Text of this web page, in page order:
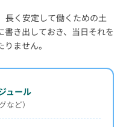
長く安定して働くための土
書き出しておき、当日それを
ません。
ュール
など）